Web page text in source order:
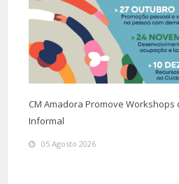
CM Amadora Promove
Informal
05 Agosto 2026